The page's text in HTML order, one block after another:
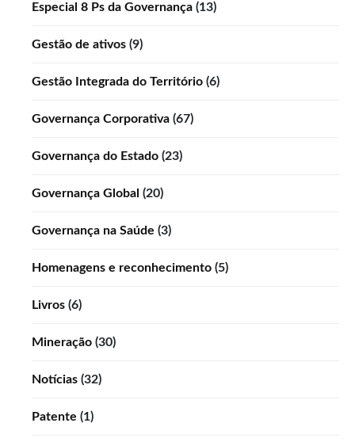
Especial 8 Ps da Governança (13)
Gestão de ativos (9)
Gestão Integrada do Território (6)
Governança Corporativa (67)
Governança do Estado (23)
Governança Global (20)
Governança na Saúde (3)
Homenagens e reconhecimento (5)
Livros (6)
Mineração (30)
Notícias (32)
Patente (1)